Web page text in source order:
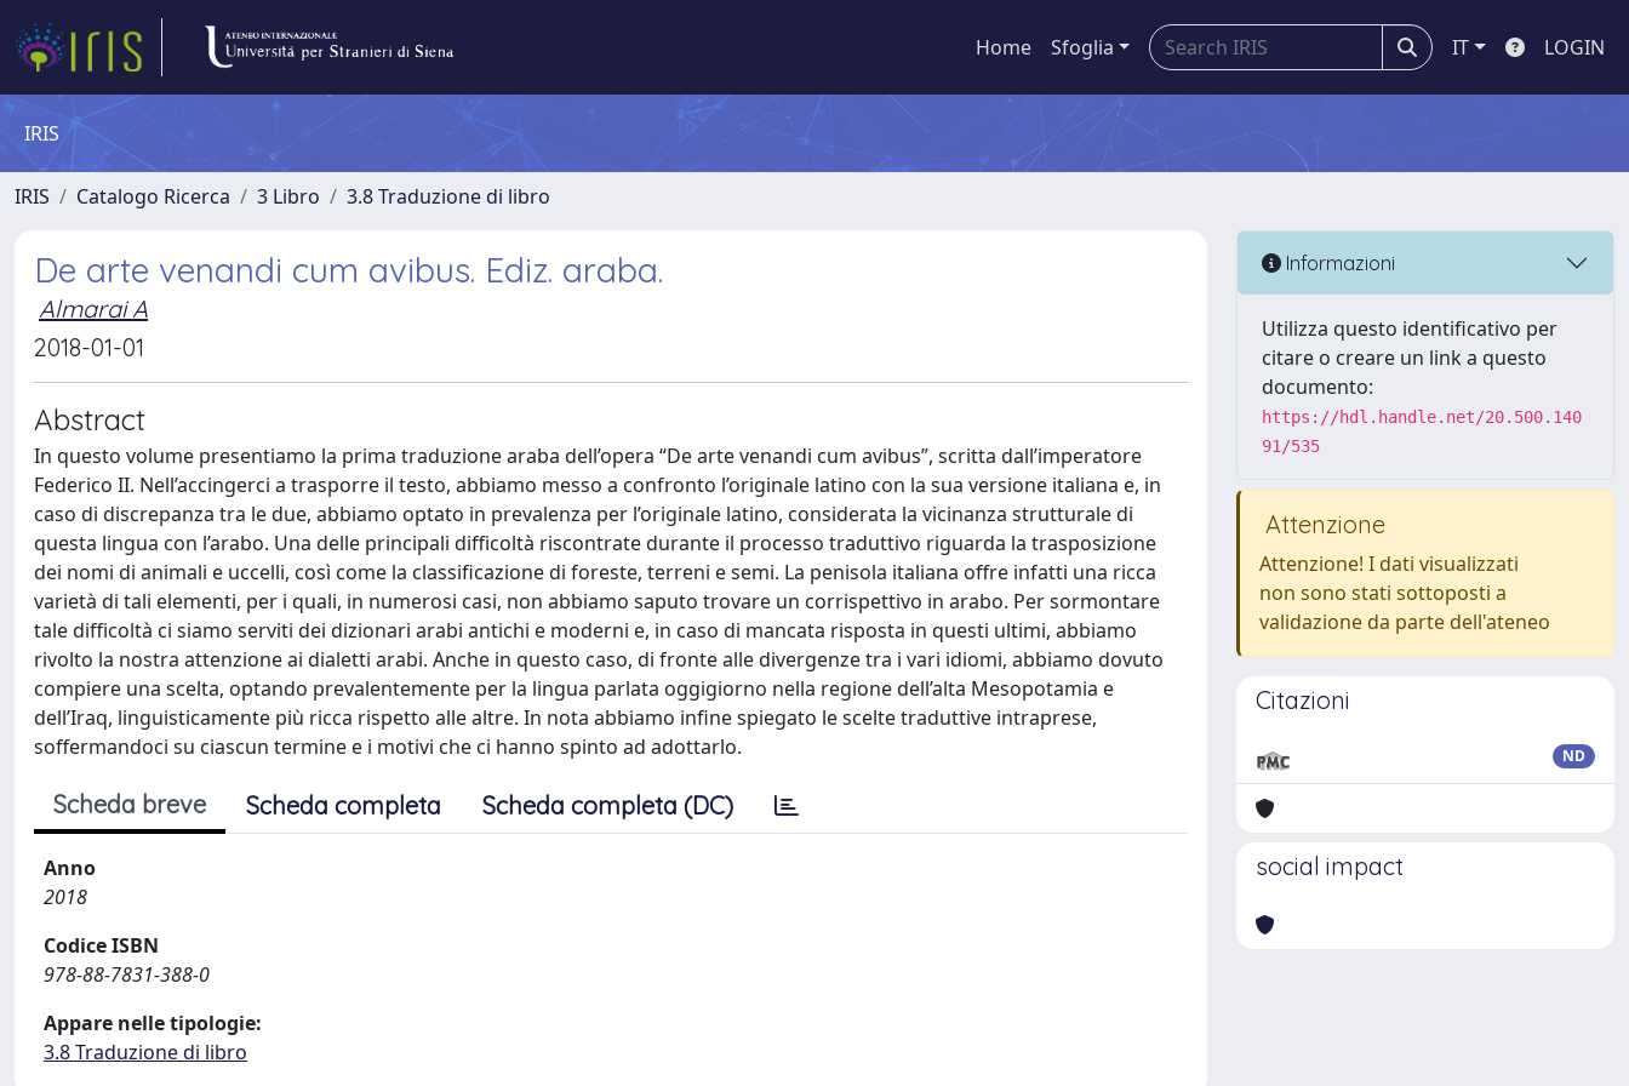
Home Sfoglia IT LOGIN
IRIS
IRIS Catalogo Ricerca 3 Libro 3.8 Traduzione di libro
De arte venandi cum avibus. Ediz. araba.
Almarai A
2018-01-01
Abstract
In questo volume presentiamo la prima traduzione araba dell’opera “De arte venandi cum avibus”, scritta dall’imperatore
Federico II. Nell’accingerci a trasporre il testo, abbiamo messo a confronto l’originale latino con la sua versione italiana e, in
caso di discrepanza tra le due, abbiamo optato in prevalenza per l’originale latino, considerata la vicinanza strutturale di
questa lingua con l’arabo. Una delle principali difficoltà riscontrate durante il processo traduttivo riguarda la trasposizione
dei nomi di animali e uccelli, così come la classificazione di foreste, terreni e semi. La penisola italiana offre infatti una ricca
varietà di tali elementi, per i quali, in numerosi casi, non abbiamo saputo trovare un corrispettivo in arabo. Per sormontare
tale difficoltà ci siamo serviti dei dizionari arabi antichi e moderni e, in caso di mancata risposta in questi ultimi, abbiamo
rivolto la nostra attenzione ai dialetti arabi. Anche in questo caso, di fronte alle divergenze tra i vari idiomi, abbiamo dovuto
compiere una scelta, optando prevalentemente per la lingua parlata oggigiorno nella regione dell’alta Mesopotamia e
dell’Iraq, linguisticamente più ricca rispetto alle altre. In nota abbiamo infine spiegato le scelte traduttive intraprese,
soffermandoci su ciascun termine e i motivi che ci hanno spinto ad adottarlo.
Scheda breve Scheda completa Scheda completa (DC)
Anno
2018
Codice ISBN
978-88-7831-388-0
Appare nelle tipologie:
3.8 Traduzione di libro
Informazioni
Utilizza questo identificativo per
citare o creare un link a questo
documento:
https://hdl.handle.net/20.500.140
91/535
Attenzione
Attenzione! I dati visualizzati
non sono stati sottoposti a
validazione da parte dell'ateneo
Citazioni
ND
social impact